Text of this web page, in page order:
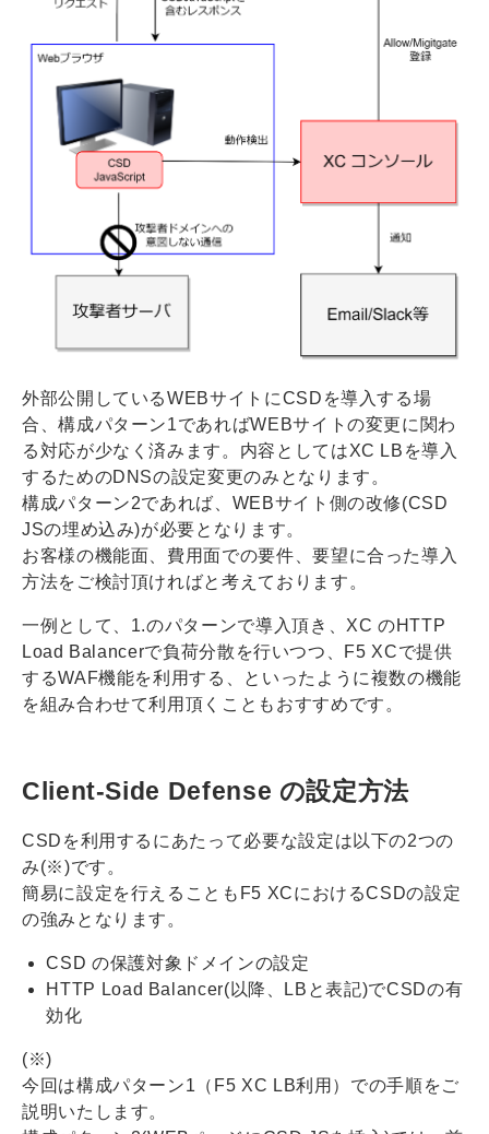
外部公開しているWEBサイトにCSDを導入する場
合、構成パターン1であればWEBサイトの変更に関わ
る対応が少なく済みます。内容としてはXC LBを導入
するためのDNSの設定変更のみとなります。
構成パターン2であれば、WEBサイト側の改修(CSD
JSの埋め込み)が必要となります。
お客様の機能面、費用面での要件、要望に合った導入
方法をご検討頂ければと考えております。
​​​​​​​一例として、1.のパターンで導入頂き、XC のHTTP
Load Balancerで負荷分散を行いつつ、F5 XCで提供
するWAF機能を利用する、といったように複数の機能
を組み合わせて利用頂くこともおすすめです。
Client-Side Defense の設定方法
CSDを利用するにあたって必要な設定は以下の2つの
み(※)です。
簡易に設定を行えることもF5 XCにおけるCSDの設定
の強みとなります。
CSD の保護対象ドメインの設定
HTTP Load Balancer(以降、LBと表記)でCSDの有
効化
(※)
今回は構成パターン1（F5 XC LB利用）での手順をご
説明いたします。